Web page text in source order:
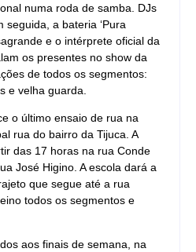
numa roda de samba. DJs
a bateria ‘Pura
e o intérprete oficial da
os presentes no show da
de todos os segmentos:
e velha guarda.
o último ensaio de rua na
rua do bairro da Tijuca. A
das 17 horas na rua Conde
José Higino. A escola dará a
que segue até a rua
todos os segmentos e
aos finais de semana, na